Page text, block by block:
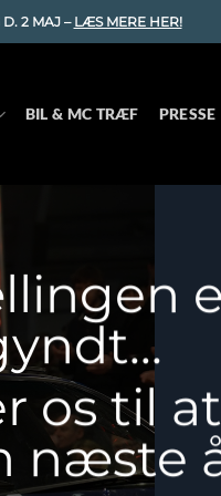
D. 2 MAJ – LÆS MERE HER!
BIL & MC TRÆF PRESSE
os til
næste